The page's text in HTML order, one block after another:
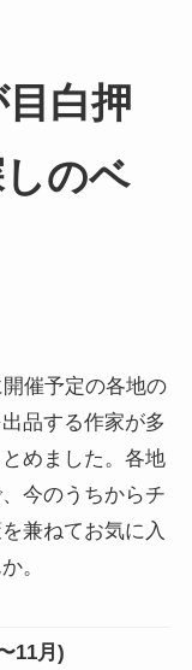
白押
のベ
催予定の各地の
品する作家が多
めました。各地
今のうちからチ
兼ねてお気に入
。
11月)